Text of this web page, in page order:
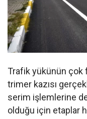
Trafik yükünün çok
trimer kazısı
serim işlemlerine
olduğu için etaplar